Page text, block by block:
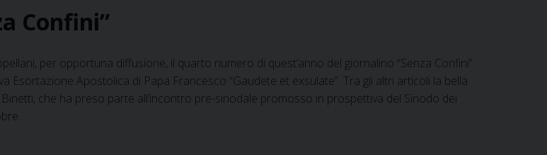
Confini”
per opportuna diffusione, il quarto numero di quest’anno del giornalino “Senza Confini”.
Esortazione Apostolica di Papa Francesco “Gaudete et exsulate”. Tra gli altri articoli la bella
che ha preso parte all’incontro pre-sinodale promosso in prospettiva del Sinodo dei